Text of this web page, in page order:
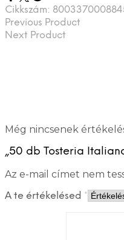
Cikkszám:
Previous Product
Next Product
Még nincsenek
„50 db Tosteria
Az e-mail címet nem
A te értékelésed *